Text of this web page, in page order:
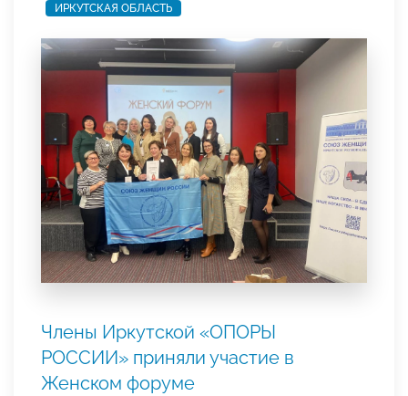
ИРКУТСКАЯ ОБЛАСТЬ
Члены Иркутской «ОПОРЫ
РОССИИ» приняли участие в
Женском форуме